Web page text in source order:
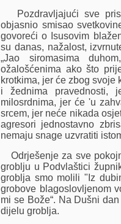
Pozdravljajući sve
objasnio smisao
govoreći o Isusovim
su danas, nažalost,
„Jao siromasima
ožalošćenima ako što
krotkima, jer će zbog
i žednima pravednosti,
milosrdnima, jer će 'u
srcem, jer neće nikada
agresori jednostavno
nemaju snage uzvratiti
Odrješenje za sve
groblju u Podvlaštici
groblja smo molili "Iz
grobove blagoslovljenom
mi se Bože“. Na Dušni
dijelu groblja.